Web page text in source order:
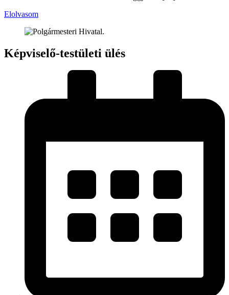
Elolvasom
Képviselő-testületi ülés